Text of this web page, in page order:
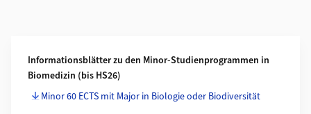
Informationsblätter zu den Minor-Studienprogrammen in
Biomedizin (bis HS26)
Minor 60 ECTS mit Major in Biologie oder Biodiversität